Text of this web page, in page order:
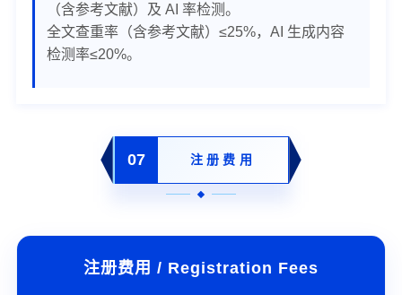
（含参考文献）及 AI 率检测。
全文查重率（含参考文献）≤25%，AI 生成内容
检测率≤20%。
07 注册费用
注册费用 / Registration Fees